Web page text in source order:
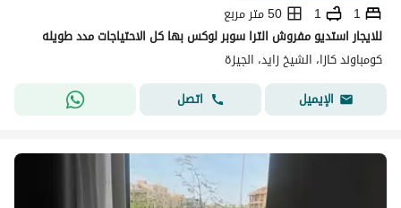
1
1
50 متر مربع
للايجار استديو مفروش الترا سوبر لوكس بها كل الاحتياجات مدد طويله
كومباوند كازا، الشيخ زايد، الجيزة
الإيميل
اتصل